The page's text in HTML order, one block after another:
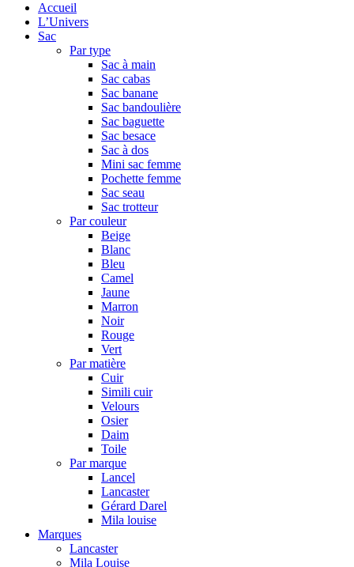
Accueil
L’Univers
Sac
Par type
Sac à main
Sac cabas
Sac banane
Sac bandoulière
Sac baguette
Sac besace
Sac à dos
Mini sac femme
Pochette femme
Sac seau
Sac trotteur
Par couleur
Beige
Blanc
Bleu
Camel
Jaune
Marron
Noir
Rouge
Vert
Par matière
Cuir
Simili cuir
Velours
Osier
Daim
Toile
Par marque
Lancel
Lancaster
Gérard Darel
Mila louise
Marques
Lancaster
Mila Louise